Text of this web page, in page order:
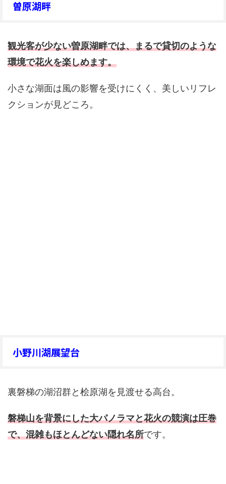
曽原湖畔
観光客が少ない曽原湖畔では、まるで貸切のような
環境で花火を楽しめます。
小さな湖面は風の影響を受けにくく、美しいリフレ
クションが見どころ。
小野川湖展望台
裏磐梯の湖沼群と桧原湖を見渡せる高台。
磐梯山を背景にした大パノラマと花火の競演は圧巻
で、混雑もほとんどない隠れ名所です。